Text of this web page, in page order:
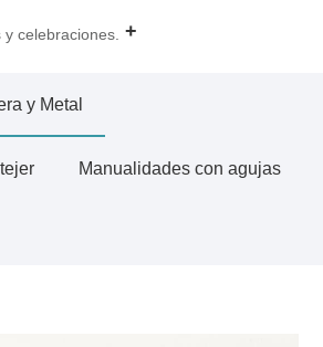
celebraciones.
y Metal
Manualidades con agujas